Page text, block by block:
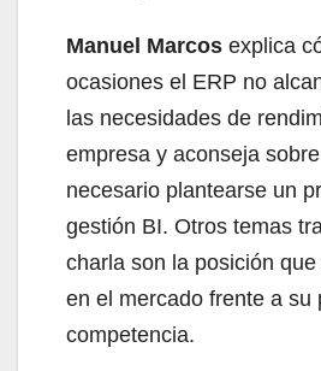
Manuel Marcos explica
ocasiones el ERP no
las necesidades de
empresa y aconseja
necesario plantearse un
gestión BI. Otros temas
charla son la posición
en el mercado frente a su
competencia.